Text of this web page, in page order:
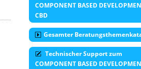
COMPONENT BASED
CBD
Gesamter
Technischer Support zum
COMPONENT BASED